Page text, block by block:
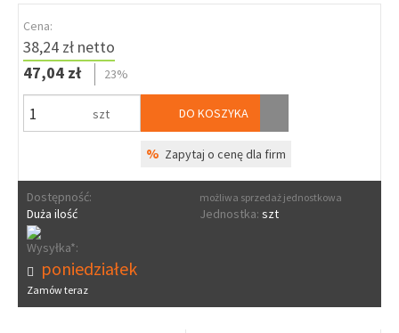
Cena:
38,24 zł netto
47,04 zł
23%
szt DO KOSZYKA
% Zapytaj o cenę dla firm
Dostępność:
Duża ilość
możliwa sprzedaż jednostkowa
Jednostka: szt
Wysyłka*:
poniedziałek
Zamów teraz